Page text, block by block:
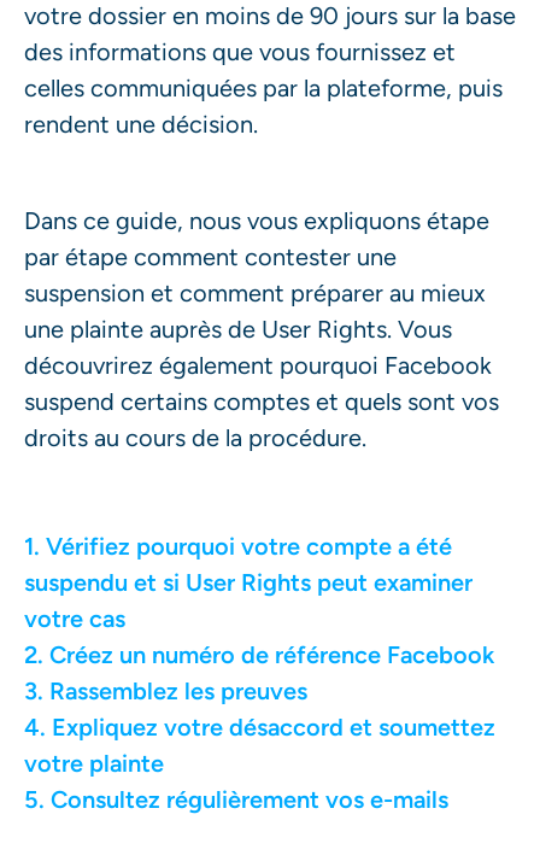
votre dossier en moins de 90 jours sur la base
des informations que vous fournissez et
celles communiquées par la plateforme, puis
rendent une décision.
Dans ce guide, nous vous expliquons étape
par étape comment contester une
suspension et comment préparer au mieux
une plainte auprès de User Rights. Vous
découvrirez également pourquoi Facebook
suspend certains comptes et quels sont vos
droits au cours de la procédure.
1. Vérifiez pourquoi votre compte a été
suspendu et si User Rights peut examiner
votre cas
2. Créez un numéro de référence Facebook
3. Rassemblez les preuves
4. Expliquez votre désaccord et soumettez
votre plainte
5. Consultez régulièrement vos e-mails